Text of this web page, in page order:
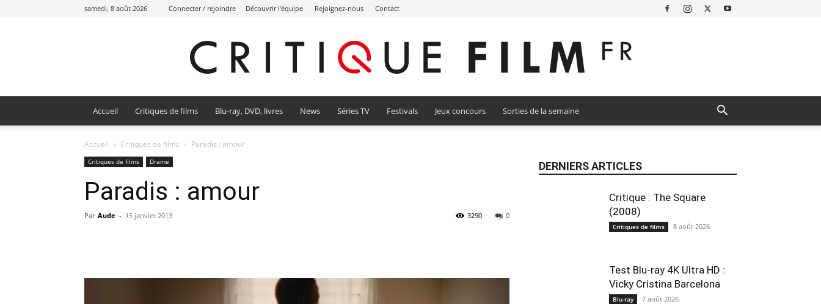
samedi, 8 août 2026 Connecter / rejoindre Découvrir l’équipe Rejoignez-nous Contact
Accueil Critiques de films Blu-ray, DVD, livres News Séries TV Festivals Jeux concours Sorties de la semaine
Accueil Critiques de films Paradis : amour
Critiques de films Drame
Paradis : amour
Par Aude - 15 janvier 2013 0
3290
DERNIERS ARTICLES
Critique : The Square
(2008)
Critiques de films 8 août 2026
Test Blu-ray 4K Ultra HD :
Vicky Cristina Barcelona
Blu-ray 7 août 2026